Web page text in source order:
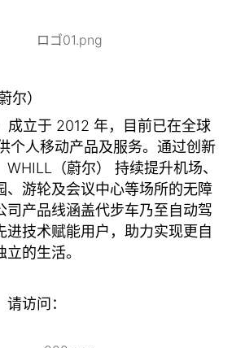
尔）
成立于 2012 年，目前已在全球
个人移动产品及服务。通过创新
（蔚尔） 持续提升机场、
、游轮及会议中心等场所的无障
司产品线涵盖代步车乃至自动驾
进技术赋能用户，助力实现更自
立的生活。
请访问：